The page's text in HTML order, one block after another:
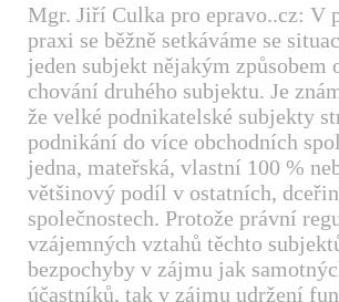
Mgr. Jiří Culka pro epravo..cz: V
praxi se běžně setkáváme se
jeden subjekt nějakým způsobem
chování druhého subjektu. Je
že velké podnikatelské subjekty
podnikání do více obchodních
jedna, mateřská, vlastní 100 %
většinový podíl v ostatních,
společnostech. Protože právní
vzájemných vztahů těchto
bezpochyby v zájmu jak
účastníků, tak v zájmu udržení